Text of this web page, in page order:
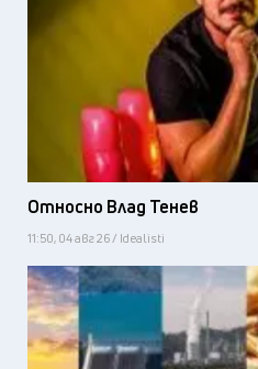
Относно Влад Тенев
11:50, 04 авг 26 / Idealisti